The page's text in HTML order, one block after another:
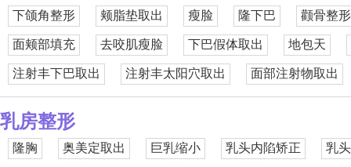
下颌角整形 颊脂垫取出 瘦脸 隆下巴 颧骨整形
面颊部填充 去咬肌瘦脸 下巴假体取出 地包天
注射丰下巴取出 注射丰太阳穴取出 面部注射物取出
乳房整形
隆胸 奥美定取出 巨乳缩小 乳头内陷矫正 乳